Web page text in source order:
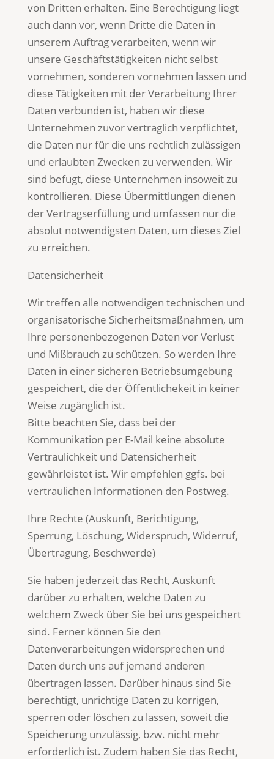
von Dritten erhalten. Eine Berechtigung liegt
auch dann vor, wenn Dritte die Daten in
unserem Auftrag verarbeiten, wenn wir
unsere Geschäftstätigkeiten nicht selbst
vornehmen, sonderen vornehmen lassen und
diese Tätigkeiten mit der Verarbeitung Ihrer
Daten verbunden ist, haben wir diese
Unternehmen zuvor vertraglich verpflichtet,
die Daten nur für die uns rechtlich zulässigen
und erlaubten Zwecken zu verwenden. Wir
sind befugt, diese Unternehmen insoweit zu
kontrollieren. Diese Übermittlungen dienen
der Vertragserfüllung und umfassen nur die
absolut notwendigsten Daten, um dieses Ziel
zu erreichen.
Datensicherheit
Wir treffen alle notwendigen technischen und
organisatorische Sicherheitsmaßnahmen, um
Ihre personenbezogenen Daten vor Verlust
und Mißbrauch zu schützen. So werden Ihre
Daten in einer sicheren Betriebsumgebung
gespeichert, die der Öffentlichekeit in keiner
Weise zugänglich ist.
Bitte beachten Sie, dass bei der
Kommunikation per E-Mail keine absolute
Vertraulichkeit und Datensicherheit
gewährleistet ist. Wir empfehlen ggfs. bei
vertraulichen Informationen den Postweg.
Ihre Rechte (Auskunft, Berichtigung,
Sperrung, Löschung, Widerspruch, Widerruf,
Übertragung, Beschwerde)
Sie haben jederzeit das Recht, Auskunft
darüber zu erhalten, welche Daten zu
welchem Zweck über Sie bei uns gespeichert
sind. Ferner können Sie den
Datenverarbeitungen widersprechen und
Daten durch uns auf jemand anderen
übertragen lassen. Darüber hinaus sind Sie
berechtigt, unrichtige Daten zu korrigen,
sperren oder löschen zu lassen, soweit die
Speicherung unzulässig, bzw. nicht mehr
erforderlich ist. Zudem haben Sie das Recht,